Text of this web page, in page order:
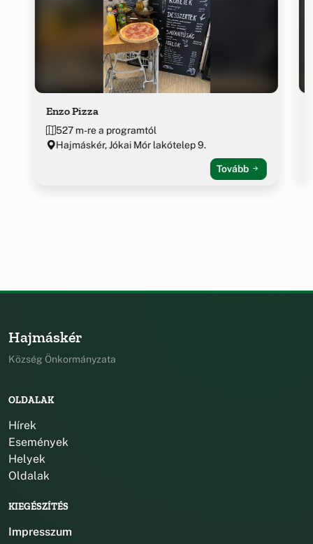
Enzo Pizza
527 m-re a programtól
Hajmáskér, Jókai Mór lakótelep 9.
Tovább
Hajmáskér
Község Önkormányzata
OLDALAK
Hírek
Események
Helyek
Oldalak
KIEGÉSZÍTÉS
Impresszum